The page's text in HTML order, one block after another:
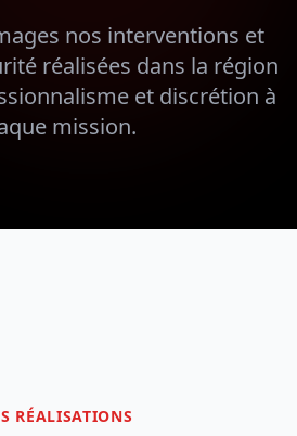
nos interventions et
réalisées dans la région
et discrétion à
mission.
RÉALISATIONS